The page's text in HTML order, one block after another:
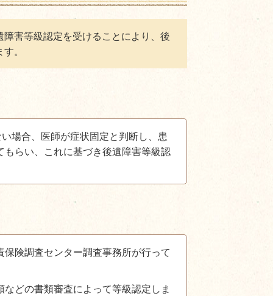
害等級認定を受けることにより、後
。
場合、医師が症状固定と判断し、患
らい、これに基づき後遺障害等級認
険調査センター調査事務所が行って
どの書類審査によって等級認定しま